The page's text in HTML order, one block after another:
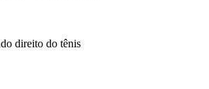
direito do tênis